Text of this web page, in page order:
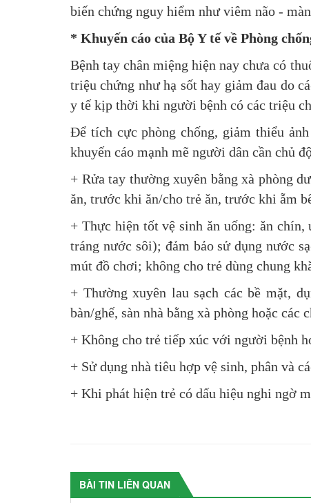
biến chứng nguy hiểm như viêm não -
* Khuyến cáo của Bộ Y tế về Phòng
Bệnh tay chân miệng hiện nay chưa có
triệu chứng như hạ sốt hay giảm đau do
y tế kịp thời khi người bệnh có các triệu
Để tích cực phòng chống, giảm thiểu
khuyến cáo mạnh mẽ người dân cần chủ
+ Rửa tay thường xuyên bằng xà phòng
ăn, trước khi ăn/cho trẻ ăn, trước khi ẵm
+ Thực hiện tốt vệ sinh ăn uống: ăn
tráng nước sôi); đảm bảo sử dụng nước
mút đồ chơi; không cho trẻ dùng chung
+ Thường xuyên lau sạch các bề mặt,
bàn/ghế, sàn nhà bằng xà phòng hoặc các
+ Không cho trẻ tiếp xúc với người bệnh
+ Sử dụng nhà tiêu hợp vệ sinh, phân và
+ Khi phát hiện trẻ có dấu hiệu nghi ngờ
BÀI TIN LIÊN QUAN